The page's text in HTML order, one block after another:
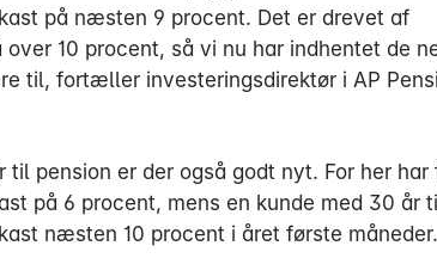
på næsten 9 procent. Det er drevet af
over 10 procent, så vi nu har indhentet de
til, fortæller investeringsdirektør i AP
til pension er der også godt nyt. For her har
på 6 procent, mens en kunde med 30 år
næsten 10 procent i året første måneder.